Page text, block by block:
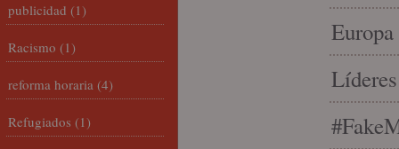
publicidad (1)
Racismo (1)
reforma horaria (4)
Refugiados (1)